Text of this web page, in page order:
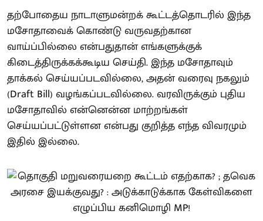
தற்போதைய நாடாளுமன்றக் கூட்டத்தொடரில் இந்த
மசோதாவைக் கொண்டு வருவதற்கான
வாய்ப்பில்லை என்பதுதான் எங்களுக்குக்
கிடைத்திருக்கக்கூடிய செய்தி. இந்த மசோதாவும்
தாக்கல் செய்யப்படவில்லை, அதன் வரைவு நகலும்
(Draft Bill) வழங்கப்படவில்லை. வரவிருக்கும் புதிய
மசோதாவில் என்னென்ன மாற்றங்கள்
செய்யப்பட்டுள்ளன என்பது குறித்த எந்த விவரமும்
இதில் இல்லை.